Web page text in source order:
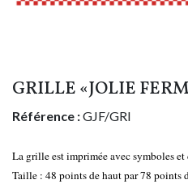
GRILLE «JOLIE
Référence :GJF/GRI
La grille est imprimée avec symboles
Taille : 48 points de haut par 78 points